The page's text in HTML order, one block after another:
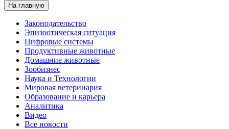
На главную
Законодательство
Эпизоотическая ситуация
Цифровые системы
Продуктивные животные
Домашние животные
Зообизнес
Наука и Технологии
Мировая ветеринария
Образование и карьера
Аналитика
Видео
Все новости